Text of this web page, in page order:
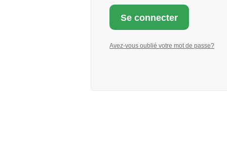
Avez-vous oublié votre mot de passe?